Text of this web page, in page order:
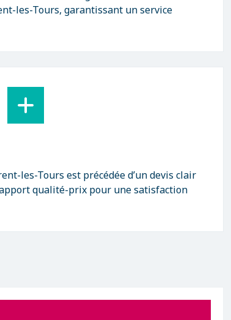
les-Tours, garantissant un service
les-Tours est précédée d’un devis clair
qualité-prix pour une satisfaction